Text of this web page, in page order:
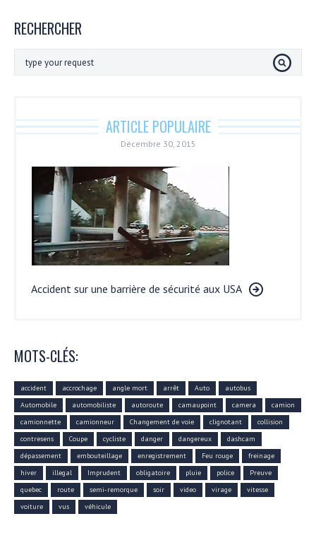
RECHERCHER
ARTICLE POPULAIRE
Décembre 30, 2015
Accident sur une barrière de sécurité aux USA
MOTS-CLÉS:
accident accrochage angle mort arrêt Auto
autobus
Automobile
automobiliste autoroute camaupoint camera
camion
camionnette
camionneur Changement de voie clignotant
collision
contresens
Coupe cycliste danger dangereux
dashcam
dépassement
embouteillage enregistrement Feu rouge
freinage
hiver
illegal Imprudent obligatoire pluie police
Preuve
quebec
route semi-remorque soir video virage
vitesse
voiture
vus véhicule